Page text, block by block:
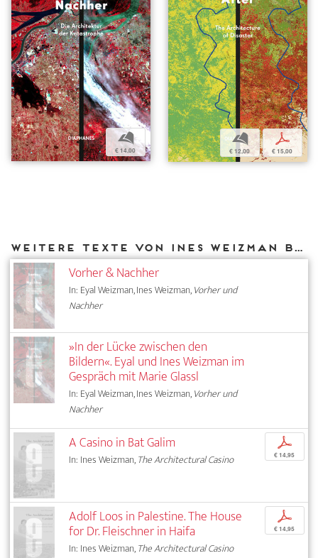
b
€ 14,00
b
€ 12,00
p
€ 15,00
Weitere Texte von Ines Weizman bei DIAPHANES
Vorher & Nachher
In: Eyal Weizman, Ines Weizman,Vorher und
Nachher
»In der Lücke zwischen den
Bildern«. Eyal und Ines Weizman im
Gespräch mit Marie Glassl
In: Eyal Weizman, Ines Weizman,Vorher und
Nachher
A Casino in Bat Galim
In: Ines Weizman,The Architectural Casino
p
€ 14,95
Adolf Loos in Palestine. The House
for Dr. Fleischner in Haifa
In: Ines Weizman,The Architectural Casino
p
€ 14,95